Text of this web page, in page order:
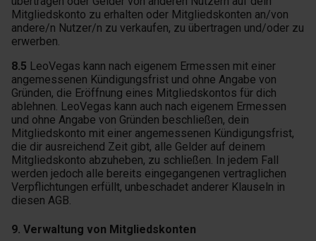
Mitgliedskonto zu erhalten oder Mitgliedskonten an/von
andere/n Nutzer/n zu verkaufen, zu übertragen und/oder zu
erwerben.
8.5 LeoVegas kann nach eigenem Ermessen mit einer
angemessenen Kündigungsfrist und ohne Angabe von
Gründen, die Eröffnung eines Mitgliedskontos für dich
ablehnen. LeoVegas kann auch nach eigenem Ermessen
und ohne Angabe von Gründen beschließen, dein
Mitgliedskonto mit einer angemessenen Kündigungsfrist,
die dir ausreichend Zeit gibt, alle Gelder auf deinem
Mitgliedskonto abzuheben, zu schließen. In jedem Fall
werden jedoch alle bereits eingegangenen vertraglichen
Verpflichtungen erfüllt, unbeschadet anderer Klauseln in
diesen AGB.
9. Verwaltung von Mitgliedskonten